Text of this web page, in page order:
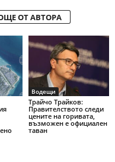
ОТ АВТОРА
Водещи
Трайчо Трайков:
Правителството следи
цените на горивата,
възможен е официален
таван